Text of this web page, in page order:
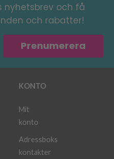
nyhetsbrev och få
och rabatter!
Prenumerera
KONTO
Mit
konto
Adressboks
kontakter